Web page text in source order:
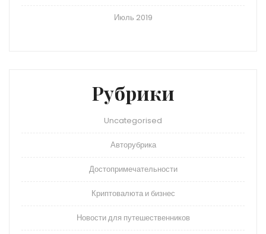
Июль 2019
Рубрики
Uncategorised
Авторубрика
Достопримечательности
Криптовалюта и бизнес
Новости для путешественников